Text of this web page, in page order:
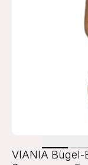
VIANIA Bügel-